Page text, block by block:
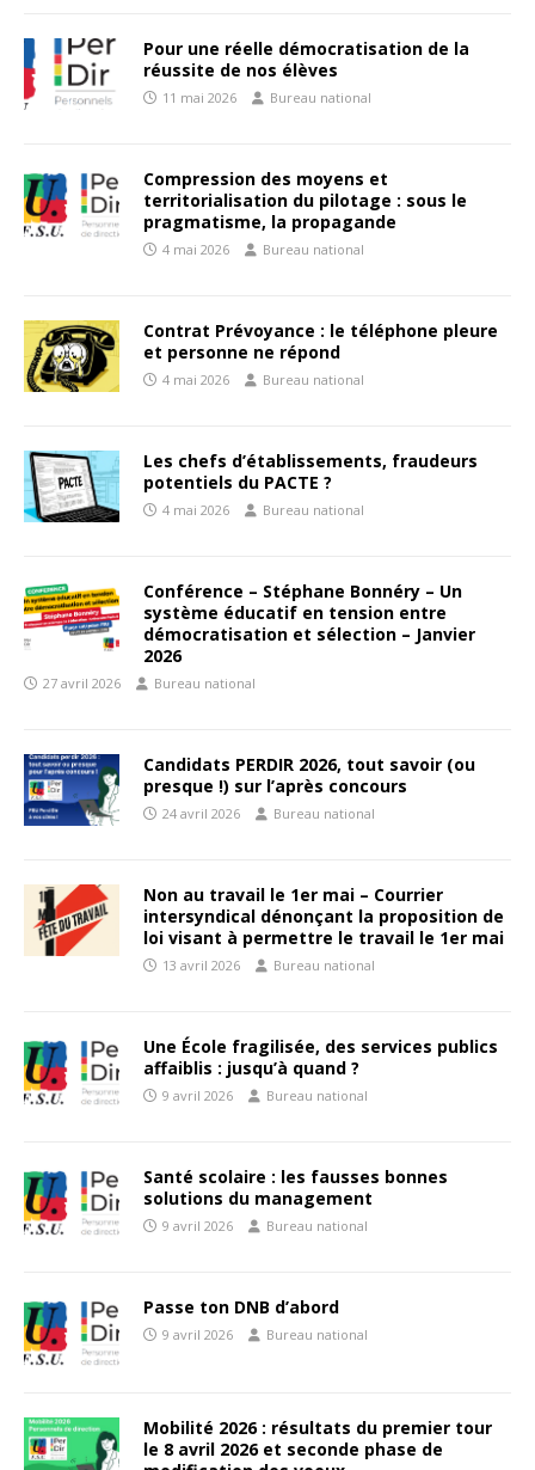
Pour une réelle démocratisation de la
réussite de nos élèves
11 mai 2026 Bureau national
Compression des moyens et
territorialisation du pilotage : sous le
pragmatisme, la propagande
4 mai 2026 Bureau national
Contrat Prévoyance : le téléphone pleure
et personne ne répond
4 mai 2026 Bureau national
Les chefs d’établissements, fraudeurs
potentiels du PACTE ?
4 mai 2026 Bureau national
Conférence – Stéphane Bonnéry – Un
système éducatif en tension entre
démocratisation et sélection – Janvier
2026
27 avril 2026 Bureau national
Candidats PERDIR 2026, tout savoir (ou
presque !) sur l’après concours
24 avril 2026 Bureau national
Non au travail le 1er mai – Courrier
intersyndical dénonçant la proposition de
loi visant à permettre le travail le 1er mai
13 avril 2026 Bureau national
Une École fragilisée, des services publics
affaiblis : jusqu’à quand ?
9 avril 2026 Bureau national
Santé scolaire : les fausses bonnes
solutions du management
9 avril 2026 Bureau national
Passe ton DNB d’abord
9 avril 2026 Bureau national
Mobilité 2026 : résultats du premier tour
le 8 avril 2026 et seconde phase de